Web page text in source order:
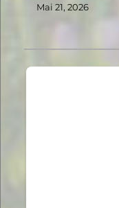
Mai 21, 2026